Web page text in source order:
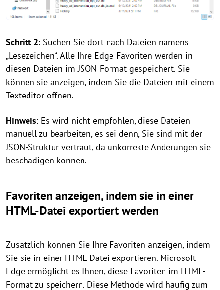
Schritt 2: Suchen Sie dort nach Dateien namens
„Lesezeichen“. Alle Ihre Edge-Favoriten werden in
diesen Dateien im JSON-Format gespeichert. Sie
können sie anzeigen, indem Sie die Dateien mit einem
Texteditor öffnen.
Hinweis: Es wird nicht empfohlen, diese Dateien
manuell zu bearbeiten, es sei denn, Sie sind mit der
JSON-Struktur vertraut, da unkorrekte Änderungen sie
beschädigen können.
Favoriten anzeigen, indem sie in einer
HTML-Datei exportiert werden
Zusätzlich können Sie Ihre Favoriten anzeigen, indem
Sie sie in einer HTML-Datei exportieren. Microsoft
Edge ermöglicht es Ihnen, diese Favoriten im HTML-
Format zu speichern. Diese Methode wird häufig zum